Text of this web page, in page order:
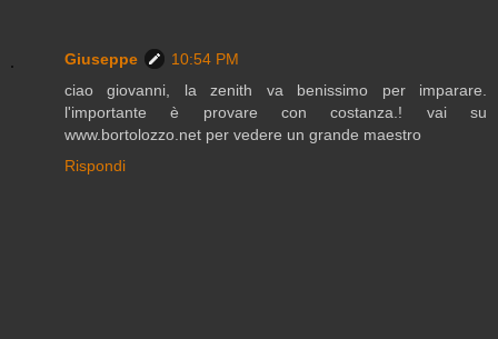
Giuseppe
10:54 PM
ciao giovanni, la zenith va benissimo per imparare.
l'importante è provare con costanza.! vai su
www.bortolozzo.net per vedere un grande maestro
Rispondi